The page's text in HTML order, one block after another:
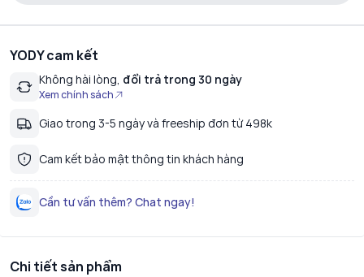
YODY cam kết
Không hài lòng, đổi trả trong 30 ngày
Xem chính sách
Giao trong 3-5 ngày và freeship đơn từ 498k
Cam kết bảo mật thông tin khách hàng
Cần tư vấn thêm? Chat ngay!
Chi tiết sản phẩm